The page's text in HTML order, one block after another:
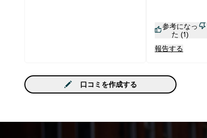
参考になっ
た (1)
報告する
口コミを作成する